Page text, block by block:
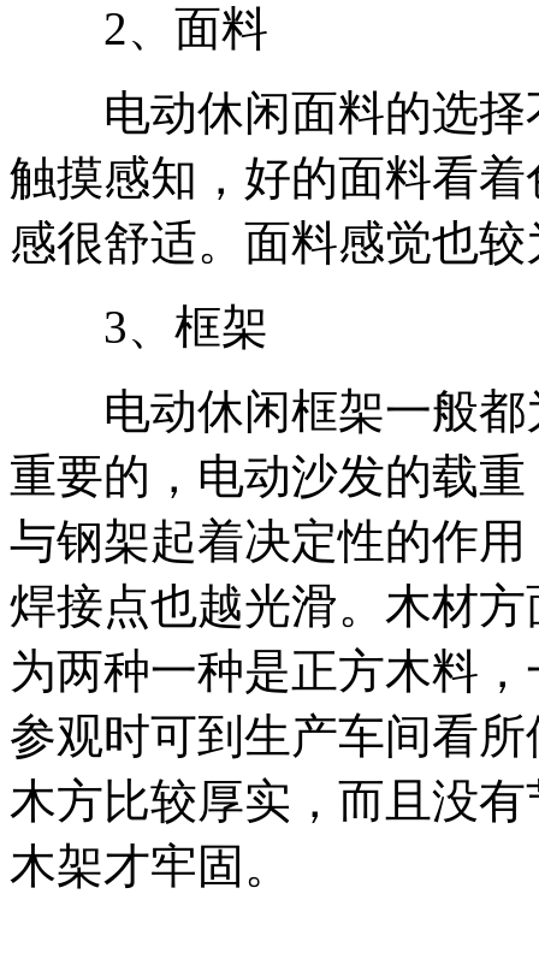
2、面料
电动休闲面料的选择
触摸感知，好的面料看
感很舒适。面料感觉也
3、框架
电动休闲框架一般都
重要的，电动沙发的载
与钢架起着决定性的作
焊接点也越光滑。木材
为两种一种是正方木料
参观时可到生产车间看
木方比较厚实，而且没
木架才牢固。